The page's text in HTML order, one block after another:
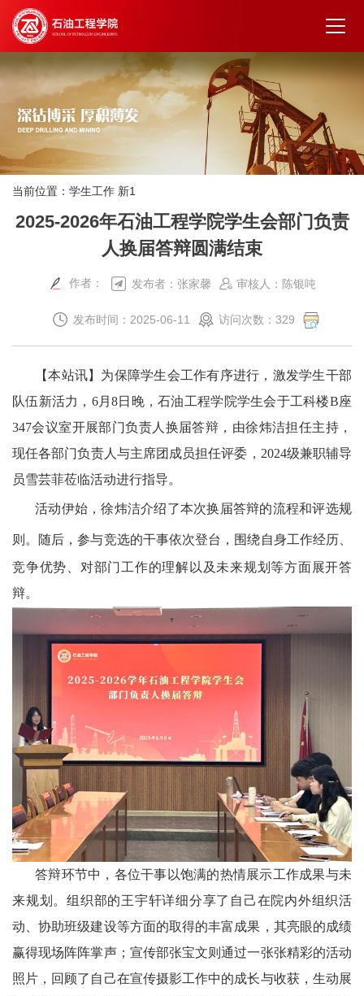
当前位置： 学生工作 新1
2025-2026年石油工程学院学生会部门负责
人换届答辩圆满结束
作者： 发布者：张家馨 审核人：陈银吨
发布时间：2025-06-11 访问次数： 329
【本站讯】 为保障学生会工作有序进行 ，激发学生干部
队伍新活力，6月8日晚，石油工程学院学生会于工科楼B座
347会议室开展部门负责人换届答辩 ，由徐炜洁担任主持，
现任各部门负责人 与主席团成员担任评委 ， 2024级兼职辅导
员雪芸菲莅临活动进行指导。
活动伊始，徐炜洁介绍了本次换届答辩的流程和评选规
则。随后，参与竞选的干事依次登台，围绕自身工作经历、
竞争优势、对部门工作的理解以及未来规划等方面展开答
辩。
答辩环节中，各位干事以饱满的热情展示工作成果与未
来规划。组织部的王宇轩详细分享了自己在院内外组织活
动、协助班级建设等方面的取得的丰富成果，其亮眼的成绩
赢得现场阵阵掌声；宣传部张宝文则通过一张张精彩的活动
照片，回顾了自己在宣传摄影工作中的成长与收获，生动展